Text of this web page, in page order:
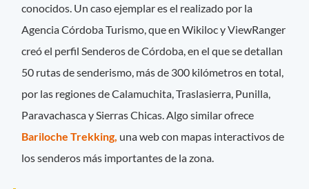
conocidos. Un caso ejemplar es el realizado por la
Agencia Córdoba Turismo, que en Wikiloc y ViewRanger
creó el perfil Senderos de Córdoba, en el que se detallan
50 rutas de senderismo, más de 300 kilómetros en total,
por las regiones de Calamuchita, Traslasierra, Punilla,
Paravachasca y Sierras Chicas. Algo similar ofrece
Bariloche Trekking, una web con mapas interactivos de
los senderos más importantes de la zona.